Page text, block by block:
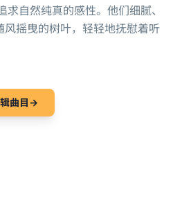
自然纯真的感性。他们细腻、
摇曳的树叶，轻轻地抚慰着听
曲目→